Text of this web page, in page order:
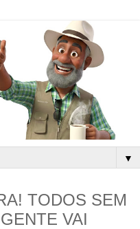
▼
TODOS SEM
VAI